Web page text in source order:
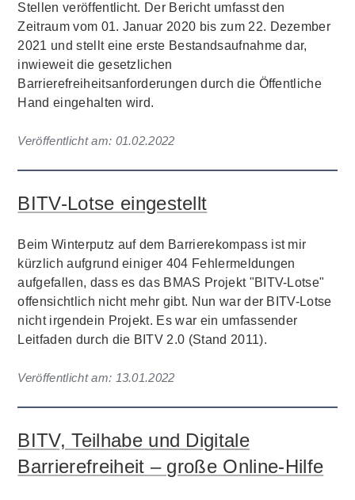
Stellen veröffentlicht. Der Bericht umfasst den
Zeitraum vom 01. Januar 2020 bis zum 22. Dezember
2021 und stellt eine erste Bestandsaufnahme dar,
inwieweit die gesetzlichen
Barrierefreiheitsanforderungen durch die Öffentliche
Hand eingehalten wird.
Veröffentlicht am: 01.02.2022
BITV-Lotse eingestellt
Beim Winterputz auf dem Barrierekompass ist mir
kürzlich aufgrund einiger 404 Fehlermeldungen
aufgefallen, dass es das BMAS Projekt "BITV-Lotse"
offensichtlich nicht mehr gibt. Nun war der BITV-Lotse
nicht irgendein Projekt. Es war ein umfassender
Leitfaden durch die BITV 2.0 (Stand 2011).
Veröffentlicht am: 13.01.2022
BITV, Teilhabe und Digitale
Barrierefreiheit – große Online-Hilfe